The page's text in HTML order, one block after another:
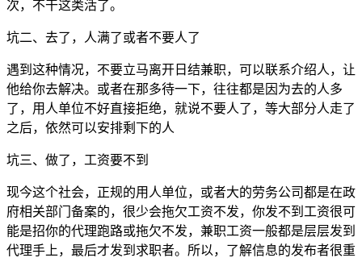
次，不干这类活了。
坑二、去了，人满了或者不要人了
遇到这种情况，不要立马离开日结兼职，可以联系介绍人，让
他给你去解决。或者在那多待一下，往往都是因为去的人多
了，用人单位不好直接拒绝，就说不要人了，等大部分人走了
之后，依然可以安排剩下的人
坑三、做了，工资要不到
现今这个社会，正规的用人单位，或者大的劳务公司都是在政
府相关部门备案的，很少会拖欠工资不发，你发不到工资很可
能是招你的代理跑路或拖欠不发，兼职工资一般都是层层发到
代理手上，最后才发到求职者。所以，了解信息的发布者很重